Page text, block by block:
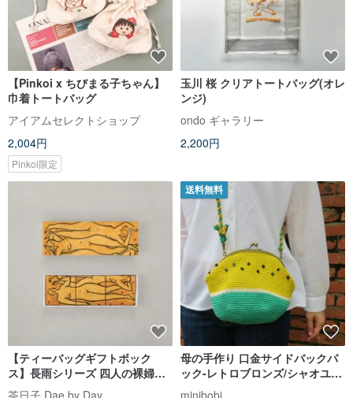
【Pinkoi x ちびまる子ちゃん】
巾着トートバッグ
アイアムセレクトショップ
2,004円
Pinkoi限定
玉川 桜 クリアトートバッグ(オレ
ンジ)
ondo ギャラリー
2,200円
【ティーバッグギフトボック
ス】長雨シリーズ 四人の裸婦小
日ギフトボックス｜お土産とし
茶日子 Dae by Day
送料無料
母の手作り 口金サイドバックパ
ック-レトロブロンズ/シャオユウ
スイカがまぐち/サイドバックパ
minibobi